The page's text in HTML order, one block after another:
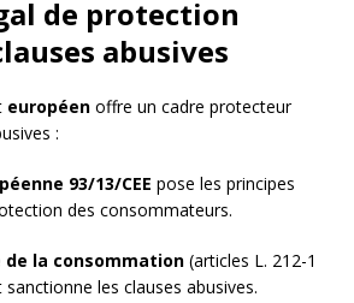
de protection
abusives
européen offre un cadre protecteur
:
93/13/CEE pose les principes
des consommateurs.
de la consommation (articles L. 212-1
les clauses abusives.